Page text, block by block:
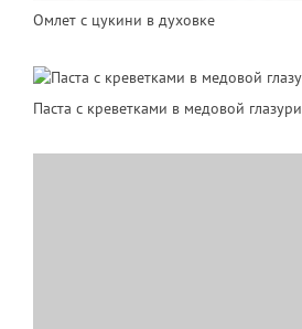
Омлет с цукини в духовке
Паста с креветками в медовой глазури